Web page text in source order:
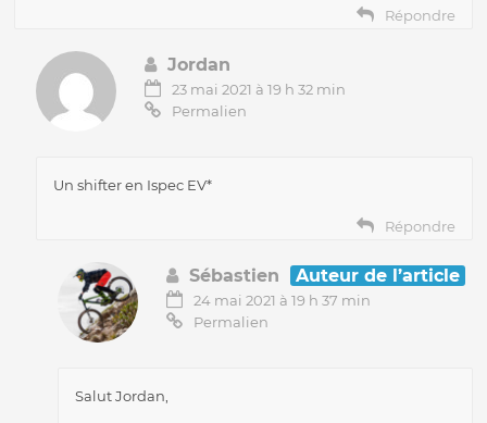
Répondre
Jordan
23 mai 2021 à 19 h 32 min
Permalien
Un shifter en Ispec EV*
Répondre
Sébastien Auteur de l’article
24 mai 2021 à 19 h 37 min
Permalien
Salut Jordan,